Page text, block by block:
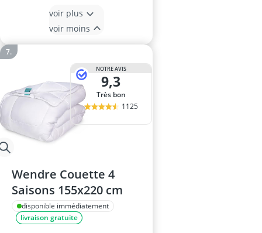
voir plus
voir moins
NOTRE AVIS
9,3
Très bon
1125
Wendre Couette 4
Saisons 155x220 cm
disponible immédiatement
livraison gratuite